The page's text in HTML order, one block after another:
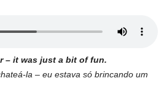
– it was just a bit of fun.
la – eu estava só brincando um